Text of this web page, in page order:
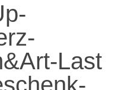
Last